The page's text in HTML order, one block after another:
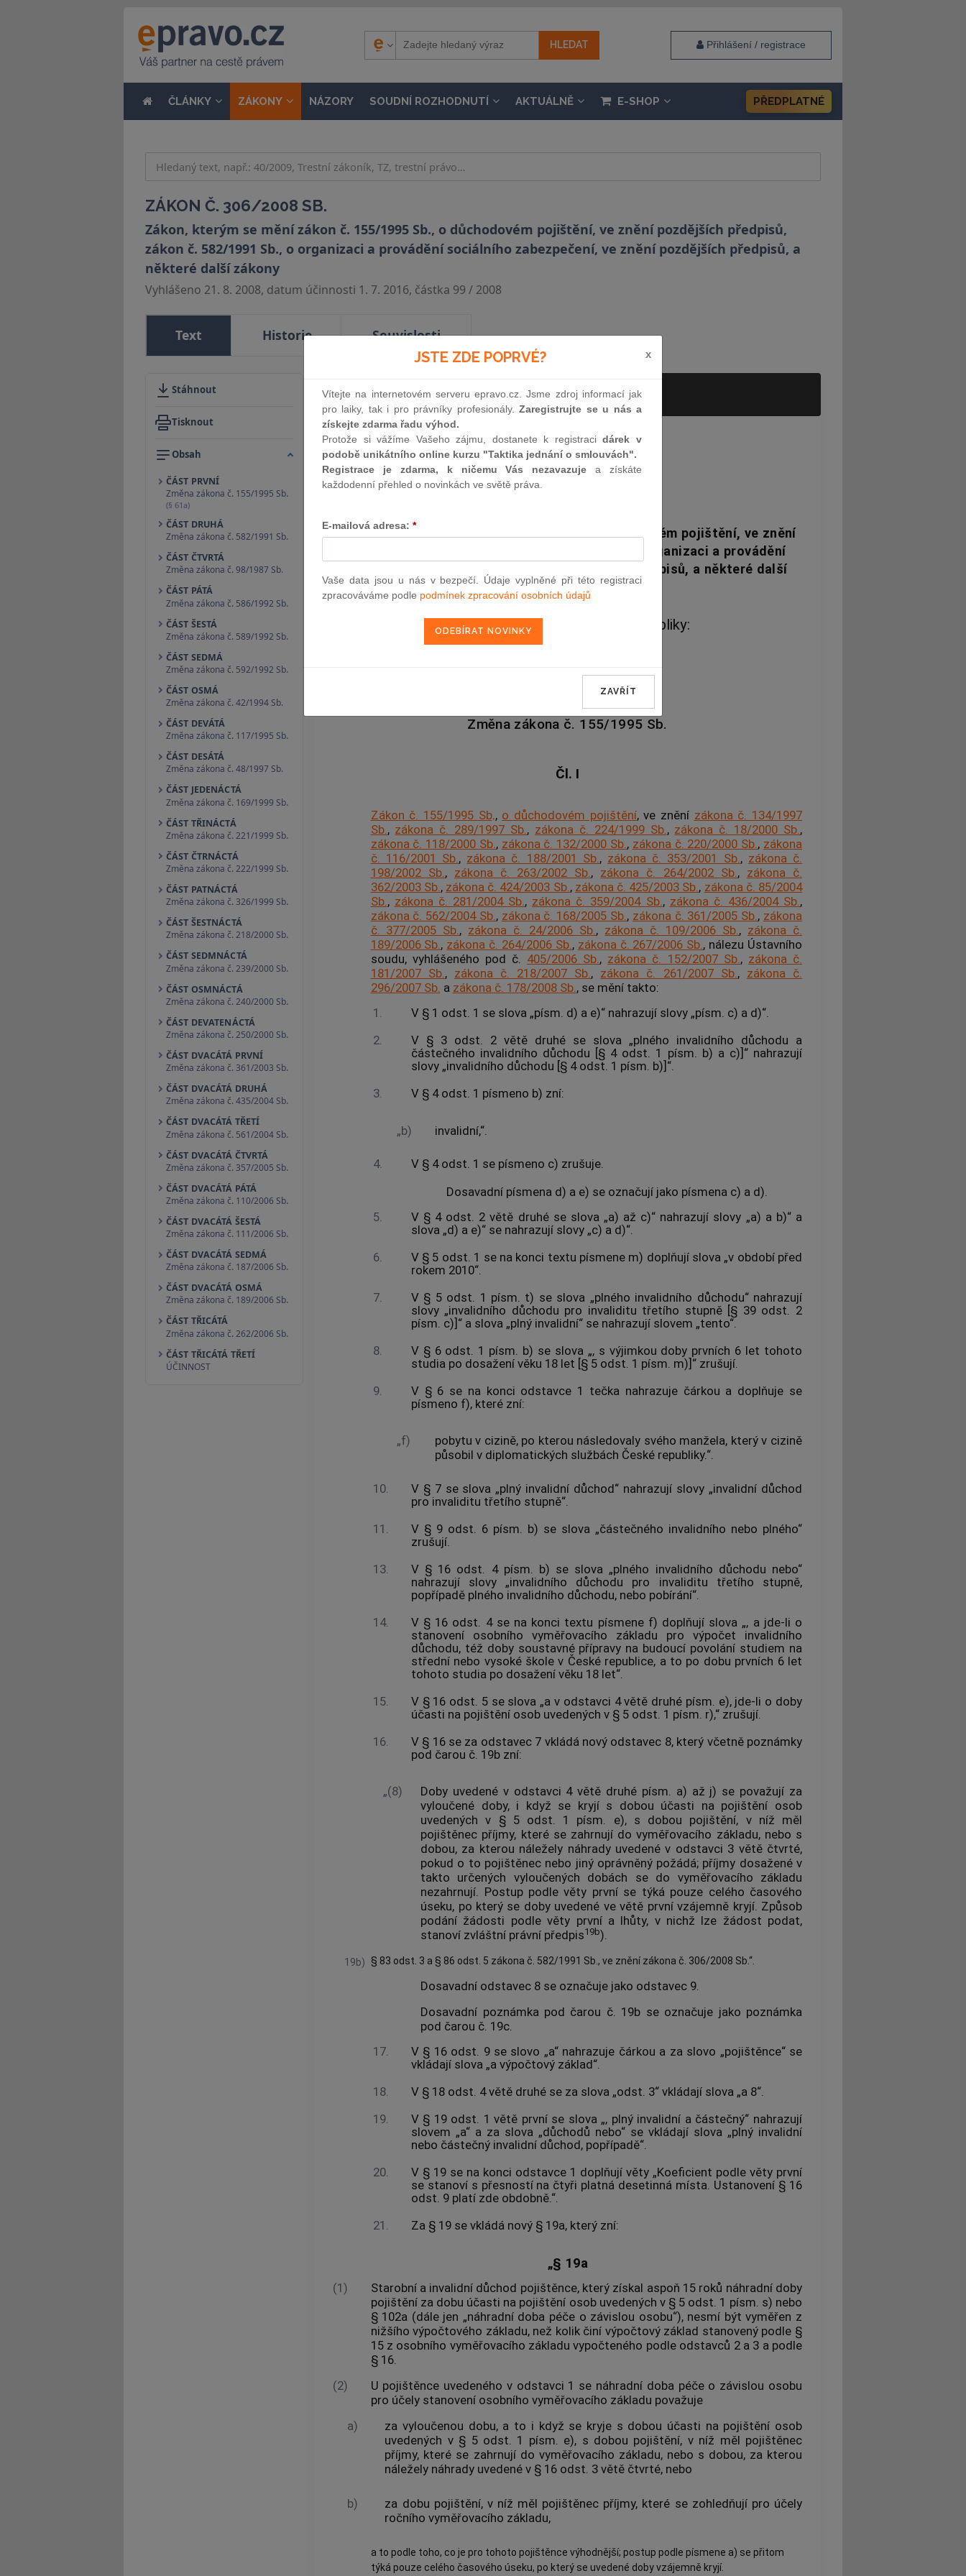
Přihlášení / registrace
ČLÁNKY ZÁKONY NÁZORY SOUDNÍ ROZHODNUTÍ AKTUÁLNĚ E-SHOP PŘEDPLATNÉ
ZÁKON Č. 306/2008 SB.
Zákon, kterým se mění zákon č. 155/1995 Sb., o důchodovém pojištění, ve znění pozdějších předpisů,
zákon č. 582/1991 Sb., o organizaci a provádění sociálního zabezpečení, ve znění pozdějších předpisů, a
některé další zákony
Vyhlášeno 21. 8. 2008, datum účinnosti 1. 7. 2016, částka 99 / 2008
Text Historie Souvislosti
Stáhnout
Tisknout
Obsah
ČÁST PRVNÍ
Změna zákona č. 155/1995 Sb.
(§ 61a)
ČÁST DRUHÁ
Změna zákona č. 582/1991 Sb.
ČÁST ČTVRTÁ
Změna zákona č. 98/1987 Sb.
ČÁST PÁTÁ
Změna zákona č. 586/1992 Sb.
ČÁST ŠESTÁ
Změna zákona č. 589/1992 Sb.
ČÁST SEDMÁ
Změna zákona č. 592/1992 Sb.
ČÁST OSMÁ
Změna zákona č. 42/1994 Sb.
ČÁST DEVÁTÁ
Změna zákona č. 117/1995 Sb.
ČÁST DESÁTÁ
Změna zákona č. 48/1997 Sb.
ČÁST JEDENÁCTÁ
Změna zákona č. 169/1999 Sb.
ČÁST TŘINÁCTÁ
Změna zákona č. 221/1999 Sb.
ČÁST ČTRNÁCTÁ
Změna zákona č. 222/1999 Sb.
ČÁST PATNÁCTÁ
Změna zákona č. 326/1999 Sb.
ČÁST ŠESTNÁCTÁ
Změna zákona č. 218/2000 Sb.
ČÁST SEDMNÁCTÁ
Změna zákona č. 239/2000 Sb.
ČÁST OSMNÁCTÁ
Změna zákona č. 240/2000 Sb.
ČÁST DEVATENÁCTÁ
Změna zákona č. 250/2000 Sb.
ČÁST DVACÁTÁ PRVNÍ
Změna zákona č. 361/2003 Sb.
ČÁST DVACÁTÁ DRUHÁ
Změna zákona č. 435/2004 Sb.
ČÁST DVACÁTÁ TŘETÍ
Změna zákona č. 561/2004 Sb.
ČÁST DVACÁTÁ ČTVRTÁ
Změna zákona č. 357/2005 Sb.
ČÁST DVACÁTÁ PÁTÁ
Změna zákona č. 110/2006 Sb.
ČÁST DVACÁTÁ ŠESTÁ
Změna zákona č. 111/2006 Sb.
ČÁST DVACÁTÁ SEDMÁ
Změna zákona č. 187/2006 Sb.
ČÁST DVACÁTÁ OSMÁ
Změna zákona č. 189/2006 Sb.
ČÁST TŘICÁTÁ
Změna zákona č. 262/2006 Sb.
ČÁST TŘICÁTÁ TŘETÍ
ÚČINNOST
Aktuální zněníod 1. 7. 2016
306
ZÁKON
kterým se mění zákon č. 155/1995 Sb., o důchodovém pojištění, ve znění
pozdějších předpisů, zákon č. 582/1991 Sb., o organizaci a provádění
sociálního zabezpečení, ve znění pozdějších předpisů, a některé další
zákony
Parlament se usnesl na tomto zákoně České republiky:
ČÁST PRVNÍ
Změna zákona č. 155/1995 Sb.
Čl. I
Zákon č. 155/1995 Sb., o důchodovém pojištění, ve znění zákona č. 134/1997
Sb., zákona č. 289/1997 Sb., zákona č. 224/1999 Sb., zákona č. 18/2000 Sb.,
zákona č. 118/2000 Sb., zákona č. 132/2000 Sb., zákona č. 220/2000 Sb., zákona
č. 116/2001 Sb., zákona č. 188/2001 Sb., zákona č. 353/2001 Sb., zákona č.
198/2002 Sb., zákona č. 263/2002 Sb., zákona č. 264/2002 Sb., zákona č.
362/2003 Sb., zákona č. 424/2003 Sb., zákona č. 425/2003 Sb., zákona č. 85/2004
Sb., zákona č. 281/2004 Sb., zákona č. 359/2004 Sb., zákona č. 436/2004 Sb.,
zákona č. 562/2004 Sb., zákona č. 168/2005 Sb., zákona č. 361/2005 Sb., zákona
č. 377/2005 Sb., zákona č. 24/2006 Sb., zákona č. 109/2006 Sb., zákona č.
189/2006 Sb., zákona č. 264/2006 Sb., zákona č. 267/2006 Sb., nálezu Ústavního
soudu, vyhlášeného pod č. 405/2006 Sb., zákona č. 152/2007 Sb., zákona č.
181/2007 Sb., zákona č. 218/2007 Sb., zákona č. 261/2007 Sb., zákona č.
296/2007 Sb. a zákona č. 178/2008 Sb., se mění takto:
1.
V § 1 odst. 1 se slova „písm. d) a e)“ nahrazují slovy „písm. c) a d)“.
2.
V § 3 odst. 2 větě druhé se slova „plného invalidního důchodu a
částečného invalidního důchodu [§ 4 odst. 1 písm. b) a c)]“ nahrazují
slovy „invalidního důchodu [§ 4 odst. 1 písm. b)]“.
3.
V § 4 odst. 1 písmeno b) zní:
„b) invalidní,“.
4.
V § 4 odst. 1 se písmeno c) zrušuje.
Dosavadní písmena d) a e) se označují jako písmena c) a d).
5.
V § 4 odst. 2 větě druhé se slova „a) až c)“ nahrazují slovy „a) a b)“ a
slova „d) a e)“ se nahrazují slovy „c) a d)“.
6.
V § 5 odst. 1 se na konci textu písmene m) doplňují slova „v období před
rokem 2010“.
7.
V § 5 odst. 1 písm. t) se slova „plného invalidního důchodu“ nahrazují
slovy „invalidního důchodu pro invaliditu třetího stupně [§ 39 odst. 2
písm. c)]“ a slova „plný invalidní“ se nahrazují slovem „tento“.
8.
V § 6 odst. 1 písm. b) se slova „, s výjimkou doby prvních 6 let tohoto
studia po dosažení věku 18 let [§ 5 odst. 1 písm. m)]“ zrušují.
9.
V § 6 se na konci odstavce 1 tečka nahrazuje čárkou a doplňuje se
písmeno f), které zní:
„f)
pobytu v cizině, po kterou následovaly svého manžela, který v cizině
působil v diplomatických službách České republiky.“.
10.
V § 7 se slova „plný invalidní důchod“ nahrazují slovy „invalidní důchod
pro invaliditu třetího stupně“.
11.
V § 9 odst. 6 písm. b) se slova „částečného invalidního nebo plného“
zrušují.
13.
V § 16 odst. 4 písm. b) se slova „plného invalidního důchodu nebo“
nahrazují slovy „invalidního důchodu pro invaliditu třetího stupně,
popřípadě plného invalidního důchodu, nebo pobírání“.
14.
V § 16 odst. 4 se na konci textu písmene f) doplňují slova „, a jde-li o
stanovení osobního vyměřovacího základu pro výpočet invalidního
důchodu, též doby soustavné přípravy na budoucí povolání studiem na
střední nebo vysoké škole v České republice, a to po dobu prvních 6 let
tohoto studia po dosažení věku 18 let“.
15.
V § 16 odst. 5 se slova „a v odstavci 4 větě druhé písm. e), jde-li o doby
účasti na pojištění osob uvedených v § 5 odst. 1 písm. r),“ zrušují.
16.
V § 16 se za odstavec 7 vkládá nový odstavec 8, který včetně poznámky
pod čarou č. 19b zní:
„(8)
Doby uvedené v odstavci 4 větě druhé písm. a) až j) se považují za
vyloučené doby, i když se kryjí s dobou účasti na pojištění osob
uvedených v § 5 odst. 1 písm. e), s dobou pojištění, v níž měl
pojištěnec příjmy, které se zahrnují do vyměřovacího základu, nebo s
dobou, za kterou náležely náhrady uvedené v odstavci 3 větě čtvrté,
pokud o to pojištěnec nebo jiný oprávněný požádá; příjmy dosažené v
takto určených vyloučených dobách se do vyměřovacího základu
nezahrnují. Postup podle věty první se týká pouze celého časového
úseku, po který se doby uvedené ve větě první vzájemně kryjí. Způsob
podání žádosti podle věty první a lhůty, v nichž lze žádost podat,
stanoví zvláštní právní předpis19b).
19b) § 83 odst. 3 a § 86 odst. 5 zákona č. 582/1991 Sb., ve znění zákona č. 306/2008 Sb.“.
Dosavadní odstavec 8 se označuje jako odstavec 9.
Dosavadní poznámka pod čarou č. 19b se označuje jako poznámka
pod čarou č. 19c.
17.
V § 16 odst. 9 se slovo „a“ nahrazuje čárkou a za slovo „pojištěnce“ se
vkládají slova „a výpočtový základ“.
18.
V § 18 odst. 4 větě druhé se za slova „odst. 3“ vkládají slova „a 8“.
19.
V § 19 odst. 1 větě první se slova „, plný invalidní a částečný“ nahrazují
slovem „a“ a za slova „důchodů nebo“ se vkládají slova „plný invalidní
nebo částečný invalidní důchod, popřípadě“.
20.
V § 19 se na konci odstavce 1 doplňují věty „Koeficient podle věty první
se stanoví s přesností na čtyři platná desetinná místa. Ustanovení § 16
odst. 9 platí zde obdobně.“.
21.
Za § 19 se vkládá nový § 19a, který zní:
„§ 19a
(1)
Starobní a invalidní důchod pojištěnce, který získal aspoň 15 roků náhradní doby
pojištění za dobu účasti na pojištění osob uvedených v § 5 odst. 1 písm. s) nebo
§ 102a (dále jen „náhradní doba péče o závislou osobu“), nesmí být vyměřen z
nižšího výpočtového základu, než kolik činí výpočtový základ stanovený podle §
15 z osobního vyměřovacího základu vypočteného podle odstavců 2 a 3 a podle
§ 16.
(2)
U pojištěnce uvedeného v odstavci 1 se náhradní doba péče o závislou osobu
pro účely stanovení osobního vyměřovacího základu považuje
a)
za vyloučenou dobu, a to i když se kryje s dobou účasti na pojištění osob
uvedených v § 5 odst. 1 písm. e), s dobou pojištění, v níž měl pojištěnec
příjmy, které se zahrnují do vyměřovacího základu, nebo s dobou, za kterou
náležely náhrady uvedené v § 16 odst. 3 větě čtvrté, nebo
b)
za dobu pojištění, v níž měl pojištěnec příjmy, které se zohledňují pro účely
ročního vyměřovacího základu,
a to podle toho, co je pro tohoto pojištěnce výhodnější; postup podle písmene a) se přitom
týká pouze celého časového úseku, po který se uvedené doby vzájemně kryjí.
JSTE ZDE POPRVÉ? x
Vítejte na internetovém serveru epravo.cz. Jsme zdroj informací jak
pro laiky, tak i pro právníky profesionály.Zaregistrujte se u nás a
získejte zdarma řadu výhod.
Protože si vážíme Vašeho zájmu, dostanete k registracidárek v
podobě unikátního online kurzu "Taktika jednání o smlouvách".
Registrace je zdarma, k ničemu Vás nezavazuje a získáte
každodenní přehled o novinkách ve světě práva.
E-mailová adresa: *
Vaše data jsou u nás v bezpečí. Údaje vyplněné při této registraci
zpracováváme podle podmínek zpracování osobních údajů
ZAVŘÍT